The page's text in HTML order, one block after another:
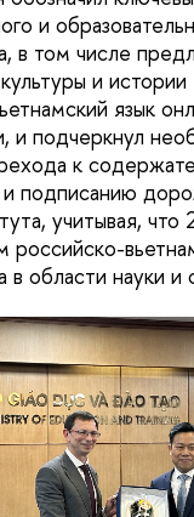
и
в том числе
и истории
язык
и подчеркнул
к
подписанию
учитывая, что
российско-
в области науки и